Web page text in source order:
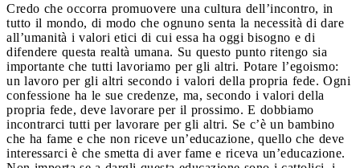
Credo che occorra promuovere una cultura dell’incontro, in
tutto il mondo, di modo che ognuno senta la necessità di dare
all’umanità i valori etici di cui essa ha oggi bisogno e di
difendere questa realtà umana. Su questo punto ritengo sia
importante che tutti lavoriamo per gli altri. Potare l’egoismo:
un lavoro per gli altri secondo i valori della propria fede. Ogni
confessione ha le sue credenze, ma, secondo i valori della
propria fede, deve lavorare per il prossimo. E dobbiamo
incontrarci tutti per lavorare per gli altri. Se c’è un bambino
che ha fame e che non riceve un’educazione, quello che deve
interessarci è che smetta di aver fame e riceva un’educazione.